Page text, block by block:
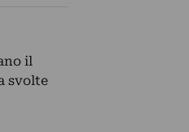
il
svolte